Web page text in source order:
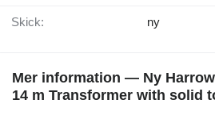
Skick: ny
Mer information — Ny
14 m Transformer with solid